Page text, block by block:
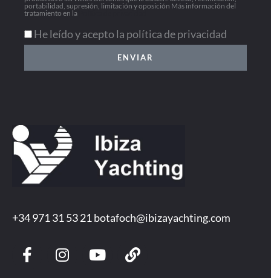
portabilidad, supresión, limitación y oposición Más información del
tratamiento en la
He leído y acepto la política de privacidad
ENVIAR
+34 971 31 53 21 botafoch@ibizayachting.com
F
a
I
n
Y
o
L
i